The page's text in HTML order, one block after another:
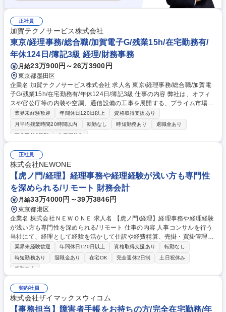
正社員
加賀テクノサービス株式会社
東京/経理事務/総合職/加賀電子G/残業15h/在宅勤務有/
年休124日/簿記3級 経理/財務事務
月給23万900円～26万3900円
東京都墨田区
企業名 加賀テクノサービス株式会社 求人名 東京/経理事務/総合職/加賀電
子G/残業15h/在宅勤務有/年休124日/簿記3級 仕事の内容 弊社は、オフィ
スや官公庁等の内装や空調、通信設備の工事を展開する、プライム市場の
エレクトロニクス総合商社「加賀電子(株)」100%の子会社です。経営に
携わる中核の一員として、『経理事務』をお任せします。 ≪業務内容≫ま
ずは小口精算のチェック・支払処理や債権の入金消込等の業務を中心に経
≪働き方≫チームメンバーと共に、他部門(営業や技術部)との連携を図り
ながら、日時業務の対応を行って頂きます。経験や能力に応じて業務分担
を行い、基本的な実務から決算業務など幅広く担当できます。経営陣とも
距離が近く、風通しの良い弊社で挑戦してみませんか 募集職種 東京/経理
事務/総合職/加賀電子G/残業15h/在宅勤務有/年休124日/簿記3級
業界未経験歓迎 年間休日120日以上
資格取得支援あり
月平均残業時間20時間以内
転勤なし 時短勤務あり
退職金あり
完全週休2日制
土日祝休み
正社員
株式会社NEWONE
【虎ノ門/経理】経理事務や経理経験が浅い方も専門性
を深められる/リモート 財務会計
月給33万4000円～39万3846円
東京都港区
企業名 株式会社ＮＥＷＯＮＥ 求人名 【虎ノ門/経理】経理事務や経理経験
が浅い方も専門性を深められる/リモート 仕事の内容 人事コンサルを行う
当社にて、経理として経験を活かして仕訳や経費精算、売掛・買掛管理と
いった日常業務全般を担い、他部署とも連携しながら月次決算の一連の流
れを支える実務をお任せします。 具体的には、日常の仕訳起票や社員の経
費精算、売掛金・買掛金の管理など、これまでの実務経験を活かして日常
決算の基本的な一連の流れを正確に把握し、業務の幅を広げられる環境で
す。また、日々の実務の中では営業部門や法務部門といった他部署の担当
者とも円滑に連携します。経験を活かして経理としての専門性をより深め
られる職場です。 募集職種 【虎ノ門/経理】経理事務や経理経験が浅い方
業界未経験歓迎 年間休日120日以上 資格取得支援あり
転勤なし
時短勤務あり
退職金あり 在宅OK 完全週休2日制
土日祝休み
服装自由
契約社員
株式会社ザイマックスウィコム
【事務担当】障害者手帳をお持ちの方/完全在宅勤務/年